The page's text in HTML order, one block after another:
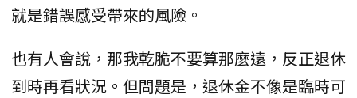
就是錯誤感受帶來的風險。
也有人會說，那我乾脆不要算那麼遠，反正退休
到時再看狀況。但問題是，退休金不像是臨時可